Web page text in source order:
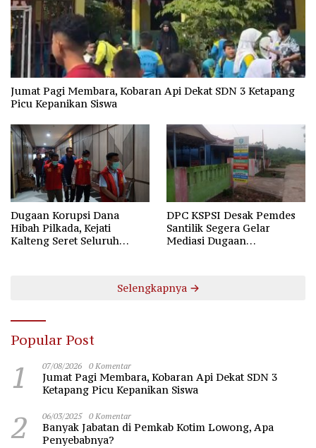
Jumat Pagi Membara, Kobaran Api Dekat SDN 3 Ketapang
Picu Kepanikan Siswa
Dugaan Korupsi Dana
Hibah Pilkada, Kejati
Kalteng Seret Seluruh
DPC KSPSI Desak Pemdes
Santilik Segera Gelar
Mediasi Dugaan
Selengkapnya
Popular Post
1 07/08/2026 0 Komentar
Jumat Pagi Membara, Kobaran Api Dekat SDN 3
Ketapang Picu Kepanikan Siswa
2 06/03/2025 0 Komentar
Banyak Jabatan di Pemkab Kotim Lowong, Apa
Penyebabnya?